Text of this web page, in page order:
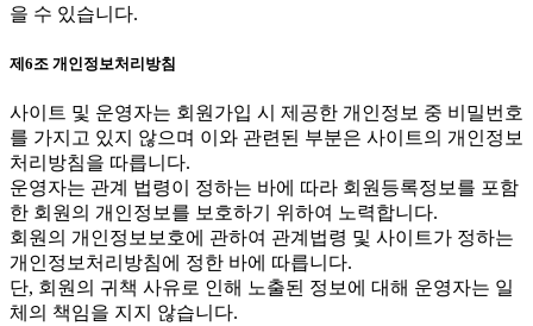
을 수 있습니다.
제6조 개인정보처리방침
사이트 및 운영자는 회원가입 시 제공한 개인정보 중 비밀번호
를 가지고 있지 않으며 이와 관련된 부분은 사이트의 개인정보
처리방침을 따릅니다.
운영자는 관계 법령이 정하는 바에 따라 회원등록정보를 포함
한 회원의 개인정보를 보호하기 위하여 노력합니다.
회원의 개인정보보호에 관하여 관계법령 및 사이트가 정하는
개인정보처리방침에 정한 바에 따릅니다.
단, 회원의 귀책 사유로 인해 노출된 정보에 대해 운영자는 일
체의 책임을 지지 않습니다.